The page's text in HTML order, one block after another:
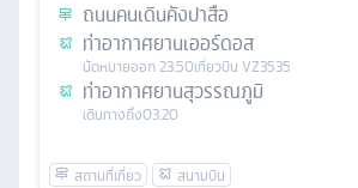
ถนนคนเดินคังปาสือ
ท่าอากาศยานเออร์ดอส
นัดหมายออก23.50เที่ยวบิน VZ3535
ท่าอากาศยานสุวรรณภูมิ
เดินทางถึง03.20